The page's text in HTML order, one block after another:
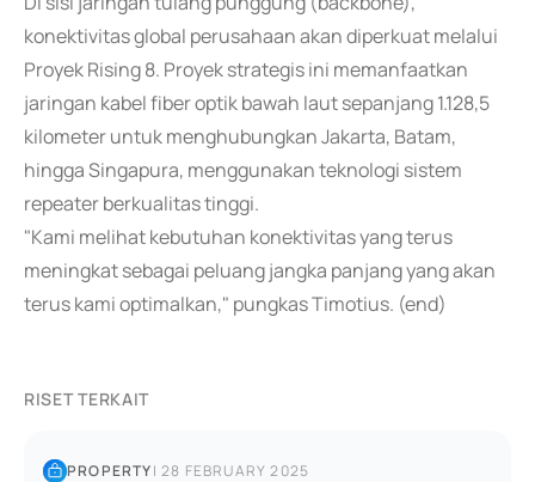
konektivitas global perusahaan akan diperkuat melalui
Proyek Rising 8. Proyek strategis ini memanfaatkan
jaringan kabel fiber optik bawah laut sepanjang 1.128,5
kilometer untuk menghubungkan Jakarta, Batam,
hingga Singapura, menggunakan teknologi sistem
repeater berkualitas tinggi.
"Kami melihat kebutuhan konektivitas yang terus
meningkat sebagai peluang jangka panjang yang akan
terus kami optimalkan," pungkas Timotius. (end)
RISET TERKAIT
PROPERTY|28 FEBRUARY 2025